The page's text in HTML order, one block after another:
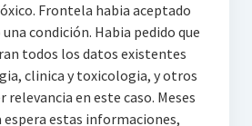
Frontela habia aceptado
condición. Habia pedido que
todos los datos existentes
clinica y toxicologia, y otros
relevancia en este caso. Meses
estas informaciones,